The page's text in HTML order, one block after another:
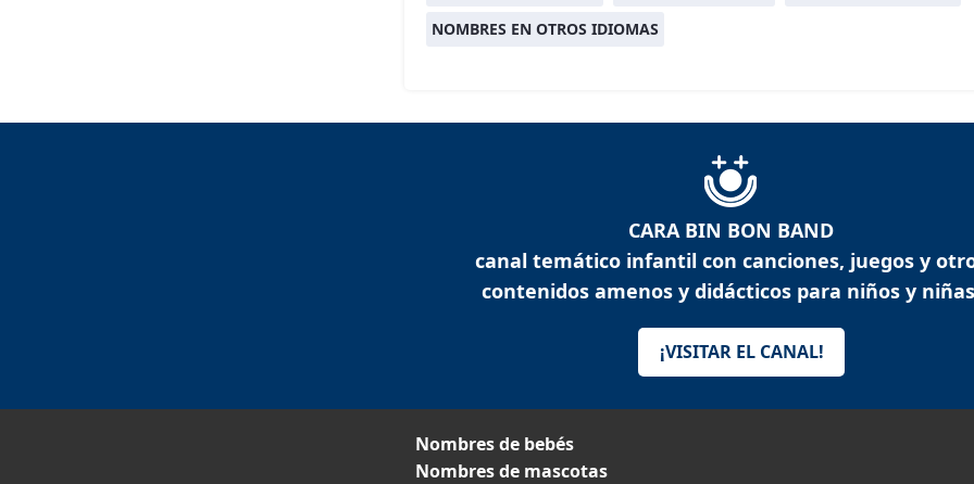
NOMBRES EN OTROS IDIOMAS
CARA BIN BON BAND
canal temático infantil con canciones, juegos y
contenidos amenos y didácticos para niños y
¡VISITAR EL CANAL!
Nombres de bebés
Nombres de mascotas